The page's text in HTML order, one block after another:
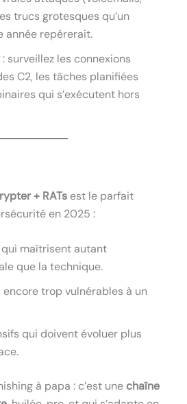
trucs grotesques qu’un
année repérerait.
: surveillez les connexions
C2, les tâches planifiées
qui s’exécutent hors
+ RATs est le parfait
en 2025 :
maîtrisent autant
que la technique.
trop vulnérables à un
qui doivent évoluer plus
à papa : c’est unechaîne